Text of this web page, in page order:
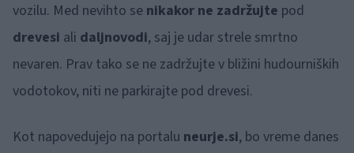
vozilu. Med nevihto se nikakor ne zadržujte pod
drevesi ali daljnovodi, saj je udar strele smrtno
nevaren. Prav tako se ne zadržujte v bližini hudourniških
vodotokov, niti ne parkirajte pod drevesi.
Kot napovedujejo na portalu neurje.si, bo vreme danes